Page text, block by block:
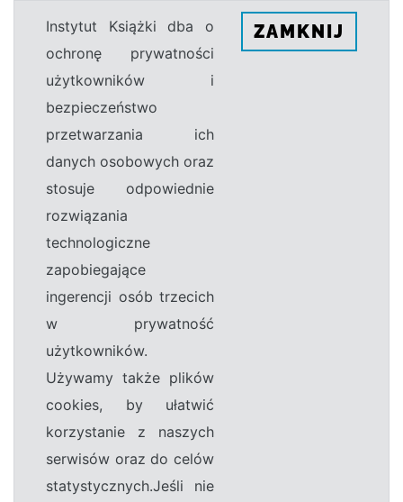
Instytut Książki dba o
ochronę prywatności
użytkowników i
bezpieczeństwo
przetwarzania ich
danych osobowych oraz
stosuje odpowiednie
rozwiązania
technologiczne
zapobiegające
ingerencji osób trzecich
w prywatność
użytkowników.
Używamy także plików
cookies, by ułatwić
korzystanie z naszych
serwisów oraz do celów
statystycznych.Jeśli nie
ZAMKNIJ